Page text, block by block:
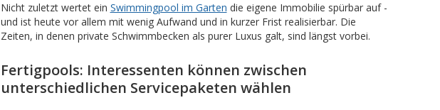
Nicht zuletzt wertet ein Swimmingpool im Garten die eigene Immobilie spürbar auf -
und ist heute vor allem mit wenig Aufwand und in kurzer Frist realisierbar. Die
Zeiten, in denen private Schwimmbecken als purer Luxus galt, sind längst vorbei.
Fertigpools: Interessenten können zwischen
unterschiedlichen Servicepaketen wählen